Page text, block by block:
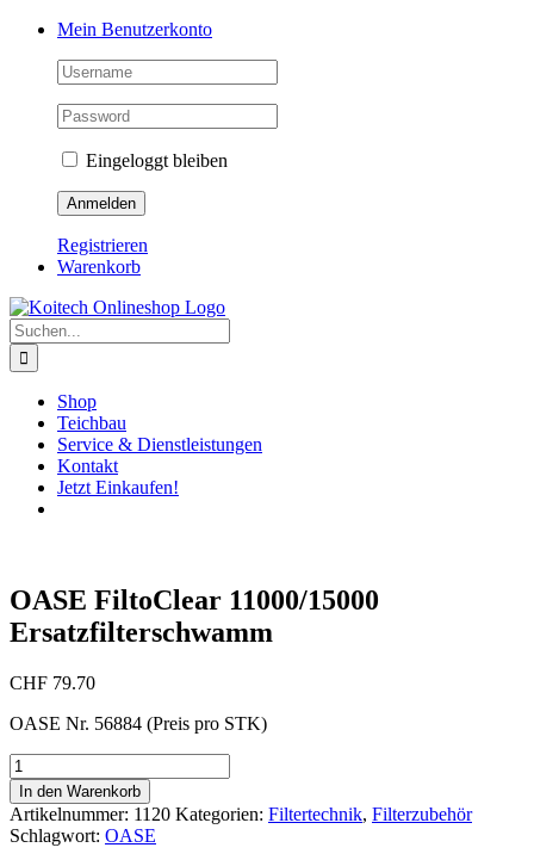
Skip
Mein Benutzerkonto
Eingeloggt bleiben
Registrieren
Warenkorb
Suche
nach:
Shop
Teichbau
Service & Dienstleistungen
Kontakt
Jetzt Einkaufen!
OASE FiltoClear 11000/15000
Ersatzfilterschwamm
CHF 79.70
OASE Nr. 56884 (Preis pro STK)
OASE
FiltoClear
11000/15000
Ersatzfilterschwamm
Menge
In den Warenkorb
Artikelnummer: 1120 Kategorien: Filtertechnik, Filterzubehör
Schlagwort: OASE